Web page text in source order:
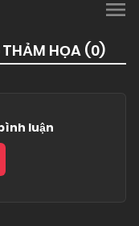
HỌA (0)
luận